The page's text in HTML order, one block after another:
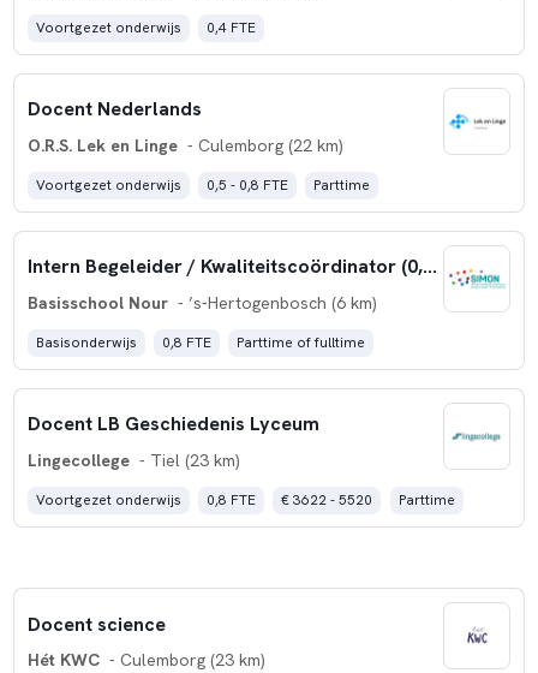
Voortgezet onderwijs 0,4 FTE
Docent Nederlands
O.R.S. Lek en Linge - Culemborg (22 km)
Voortgezet onderwijs 0,5 - 0,8 FTE Parttime
Intern Begeleider / Kwaliteitscoördinator (0,8 fte)
Basisschool Nour - ’s-Hertogenbosch (6 km)
Basisonderwijs 0,8 FTE Parttime of fulltime
Docent LB Geschiedenis Lyceum
Lingecollege - Tiel (23 km)
Voortgezet onderwijs 0,8 FTE € 3622 - 5520 Parttime
Docent science
Hét KWC - Culemborg (23 km)